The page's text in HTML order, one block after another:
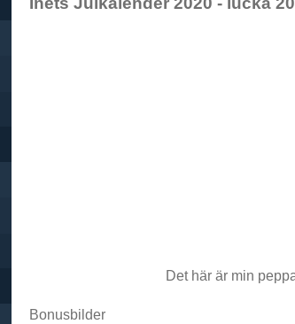
Det här är min
Bonusbilder